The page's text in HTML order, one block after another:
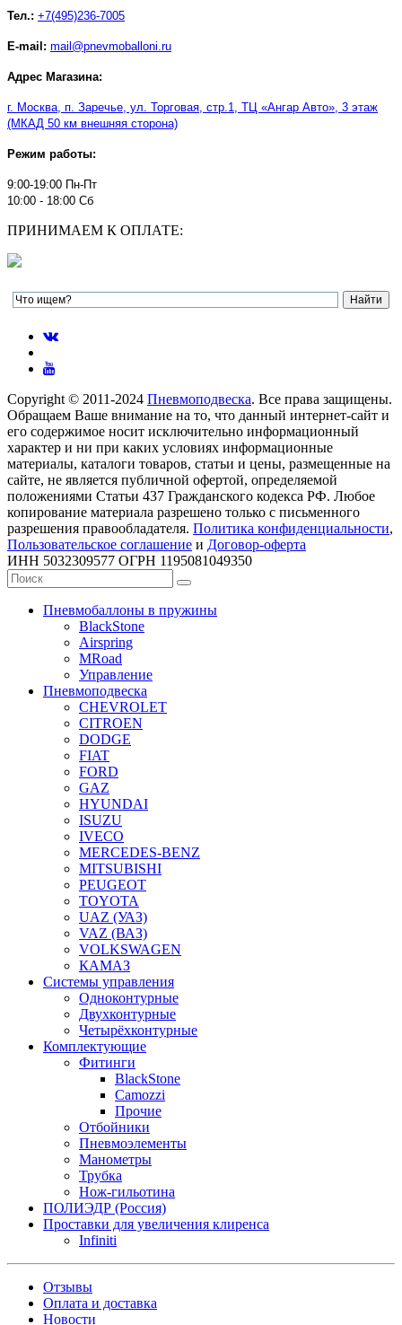
Тел.: +7(495)236-7005
E-mail: mail@pnevmoballoni.ru
Адрес Магазина:
г. Москва, п. Заречье, ул. Торговая, стр.1, ТЦ «Ангар Авто», 3 этаж
(МКАД 50 км внешняя сторона)
Режим работы:
9:00-19:00 Пн-Пт
10:00 - 18:00 Сб
ПРИНИМАЕМ К ОПЛАТЕ:
Copyright © 2011-2024 Пневмоподвеска. Все права защищены.
Обращаем Ваше внимание на то, что данный интернет-сайт и
его содержимое носит исключительно информационный
характер и ни при каких условиях информационные
материалы, каталоги товаров, статьи и цены, размещенные на
сайте, не является публичной офертой, определяемой
положениями Статьи 437 Гражданского кодекса РФ. Любое
копирование материала разрешено только с письменного
разрешения правообладателя. Политика конфиденциальности,
Пользовательское соглашение и Договор-оферта
ИНН 5032309577 ОГРН 1195081049350
Пневмобаллоны в пружины
BlackStone
Airspring
MRoad
Управление
Пневмоподвеска
CHEVROLET
CITROEN
DODGE
FIAT
FORD
GAZ
HYUNDAI
ISUZU
IVECO
MERCEDES-BENZ
MITSUBISHI
PEUGEOT
TOYOTA
UAZ (УАЗ)
VAZ (ВАЗ)
VOLKSWAGEN
КАМАЗ
Системы управления
Одноконтурные
Двухконтурные
Четырёхконтурные
Комплектующие
Фитинги
BlackStone
Camozzi
Прочие
Отбойники
Пневмоэлементы
Манометры
Трубка
Нож-гильотина
ПОЛИЭДР (Россия)
Проставки для увеличения клиренса
Infiniti
Отзывы
Оплата и доставка
Новости